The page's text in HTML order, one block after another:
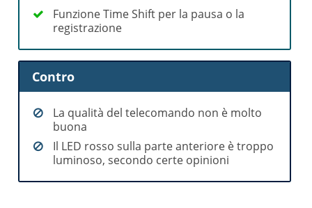
Funzione Time Shift per la pausa o la
registrazione
Contro
La qualità del telecomando non è molto
buona
Il LED rosso sulla parte anteriore è troppo
luminoso, secondo certe opinioni